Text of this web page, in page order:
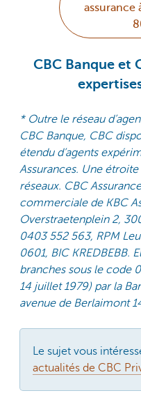
assurance
CBC Banque et
* Outre le réseau
CBC Banque, CBC
étendu d’agents
Assurances. Une
réseaux. CBC
commerciale de KBC
Overstraetenplein 2,
0403 552 563, RPM
0601, BIC KREDBEBB.
branches sous le code
14 juillet 1979) par la
avenue de Berlaimont
Le sujet vous
actualités de CBC